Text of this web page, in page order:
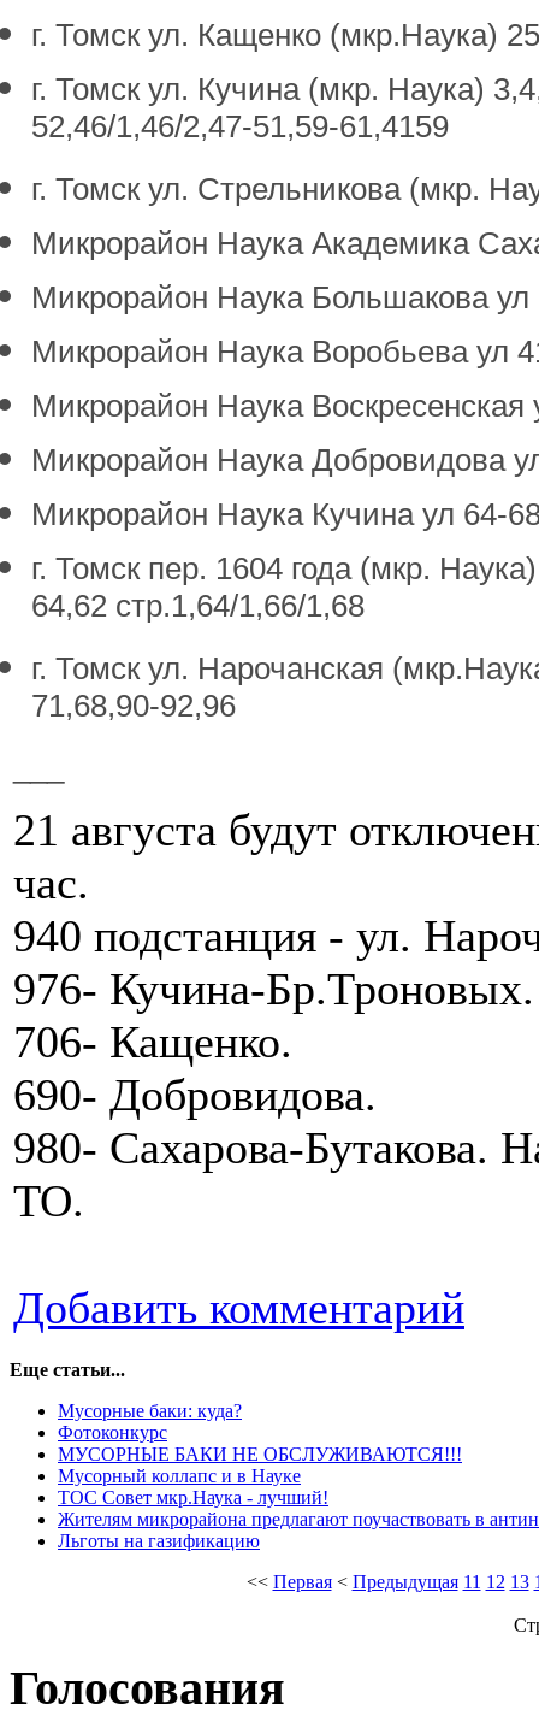
г. Томск ул. Кащенко (мкр.Наука)
г. Томск ул. Кучина (мкр. Наука)
52,46/1,46/2,47-51,59-61,4159
г. Томск ул. Стрельникова (мкр.
Микрорайон Наука Академика
Микрорайон Наука Большакова ул
Микрорайон Наука Воробьева ул
Микрорайон Наука Воскресенская
Микрорайон Наука Добровидова
Микрорайон Наука Кучина ул 64-
г. Томск пер. 1604 года (мкр.
64,62 стр.1,64/1,66/1,68
г. Томск ул. Нарочанская
71,68,90-92,96
21 августа будут
час.
940 подстанция - ул.
976- Кучина-Бр.Троновых.
706- Кащенко.
690- Добровидова.
980- Сахарова-Бутакова.
ТО.
Добавить комментарий
Еще статьи...
Мусорные баки: куда?
Фотоконкурс
МУСОРНЫЕ БАКИ НЕ ОБСЛУЖИВАЮТСЯ!!!
Мусорный коллапс и в Науке
ТОС Совет мкр.Наука - лучший!
Жителям микрорайона предлагают поучаствовать в
Льготы на газификацию
<< Первая< Предыдущая 11 12 13
Голосования